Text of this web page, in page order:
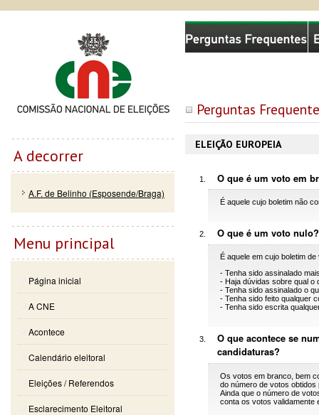
Perguntas
ELEIÇÃO EUROPEIA
O que é um voto em
É aquele cujo boletim não
O que é um voto nulo?
É aquele em cujo boletim de
- Tenha sido assinalado
- Haja dúvidas sobre qual o
- Tenha sido assinalado o
- Tenha sido feito qualquer
- Tenha sido escrita
O que acontece se
candidaturas?
Os votos em branco, bem
do número de votos
Ainda que o número de
conta os votos validamente
Comissão Nacional de Eleições
A decorrer
A.F. de Belinho (Esposende/Braga)
Menu principal
Página inicial
A CNE
Acontece
Calendário eleitoral
Eleições / Referendos
Esclarecimento Eleitoral